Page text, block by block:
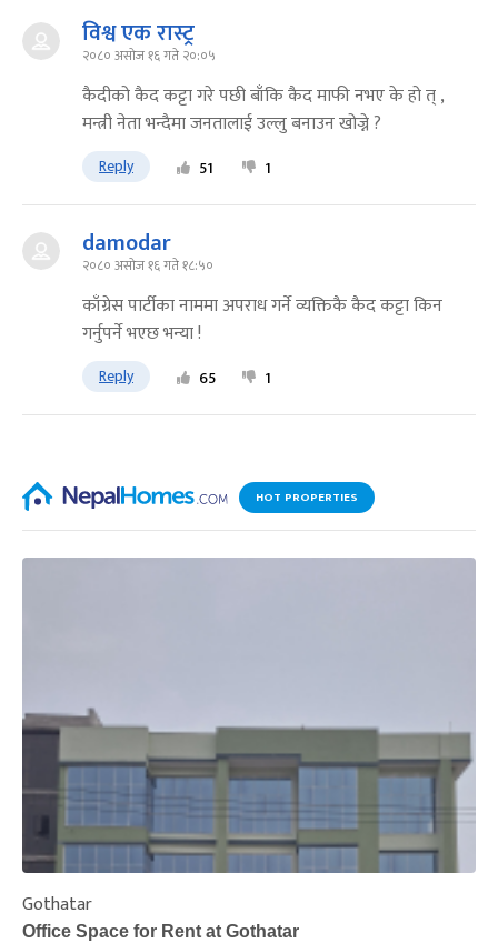
विश्व एक रास्ट्र
२०८० असोज १६ गते २०:०५
कैदीको कैद कट्टा गरे पछी बाँकि कैद माफी नभए के हो त् ,
मन्त्री नेता भन्दैमा जनतालाई उल्लु बनाउन खोज्ने ?
Reply 51 1
damodar
२०८० असोज १६ गते १८:५०
काँग्रेस पार्टीका नाममा अपराध गर्ने व्यक्तिकै कैद कट्टा किन
गर्नुपर्ने भएछ भन्या !
Reply 65 1
HOT PROPERTIES
Gothatar
Office Space for Rent at Gothatar